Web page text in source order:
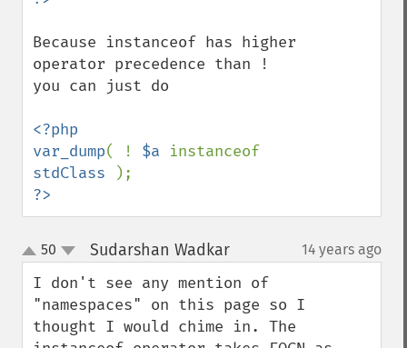
Because instanceof has higher
operator precedence than !
you can just do
<?php
var_dump( ! $a
stdClass
?>
up
down
50 Sudarshan Wadkar¶ 14 years ago
I don't see any mention of
"namespaces" on this page so I
thought I would chime in. The